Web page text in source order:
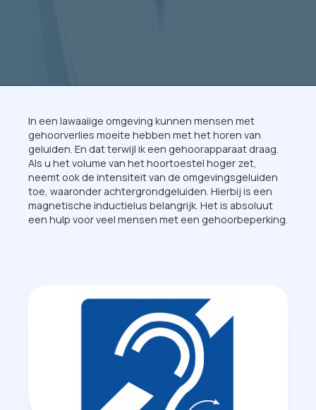
In een lawaaiige omgeving kunnen mensen met
gehoorverlies moeite hebben met het horen van
geluiden. En dat terwijl ik een gehoorapparaat draag.
Als u het volume van het hoortoestel hoger zet,
neemt ook de intensiteit van de omgevingsgeluiden
toe, waaronder achtergrondgeluiden. Hierbij is een
magnetische inductielus belangrijk. Het is absoluut
een hulp voor veel mensen met een gehoorbeperking.